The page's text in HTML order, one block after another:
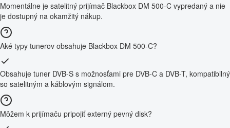
Momentálne je satelitný prijímač Blackbox DM 500-C vypredaný a nie
je dostupný na okamžitý nákup.
Aké typy tunerov obsahuje Blackbox DM 500-C?
Obsahuje tuner DVB-S s možnosťami pre DVB-C a DVB-T, kompatibilný
so satelitným a káblovým signálom.
Môžem k prijímaču pripojiť externý pevný disk?